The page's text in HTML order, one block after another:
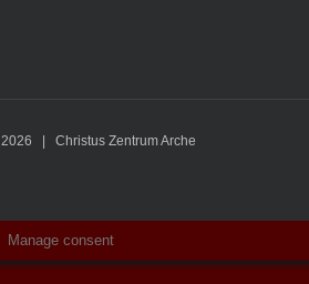
2026 | Christus Zentrum Arche
Manage consent